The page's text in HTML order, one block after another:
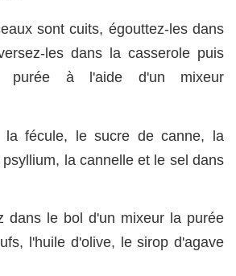
sont cuits, égouttez-les dans
les dans la casserole puis
purée à l'aide d'un mixeur
la fécule, le sucre de canne, la
la cannelle et le sel dans
dans le bol d'un mixeur la purée
l'huile d'olive, le sirop d'agave